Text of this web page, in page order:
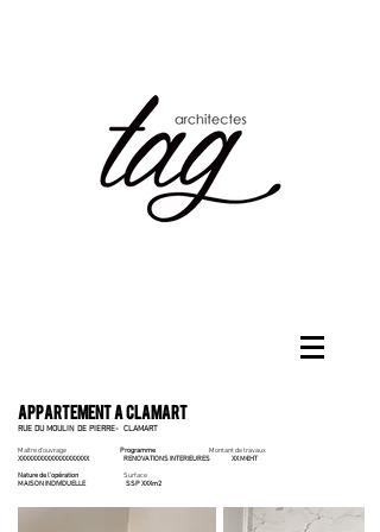
Appartement A clamart
RUE DU MOULIN DE PIERRE- CLAMART
Maître d'ouvrage Programme Montant de travaux
XXXXXXXXXXXXXXXXXXXX
RENOVATIONS INTERIEURES XX M€HT
Nature de l'opération Surface
MAISON INDIVIDUELLE SSP XXXm2